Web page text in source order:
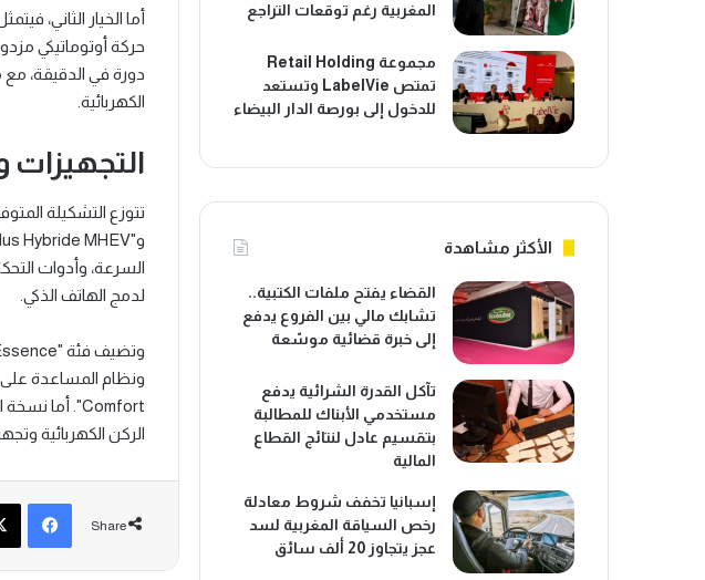
الكهربائية.
لدمج الهاتف الذكي.
الركن الكهربائية
Share
Facebook
المغربية رغم توقعات التراجع
مجموعة Retail Holding
تمتص LabelVie وتستعد
للدخول إلى بورصة الدار البيضاء
الأكثر مشاهدة
القضاء يفتح ملفات الكتبية..
تشابك مالي بين الفروع يدفع
إلى خبرة قضائية موسّعة
تآكل القدرة الشرائية يدفع
مستخدمي الأبناك للمطالبة
بتقسيم عادل لنتائج القطاع
المالية
إسبانيا تخفف شروط معادلة
رخص السياقة المغربية لسد
عجز يتجاوز 20 ألف سائق